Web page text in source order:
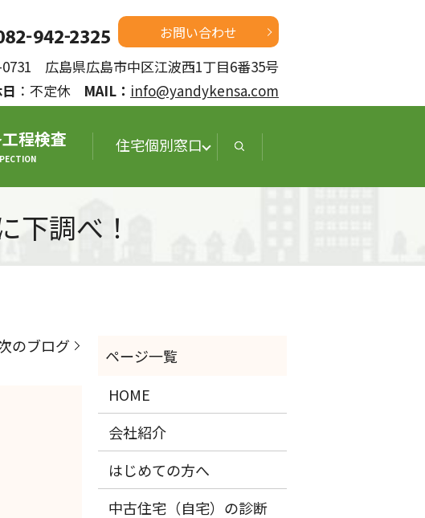
お問い合わせ
0731 広島県広島市中区江波西1丁目6番35号
：不定休 MAIL： info@yandykensa.com
程検査 住宅個別窓口
下調べ！
のブログ
HOME
会社紹介
はじめての方へ
中古住宅（自宅）の診断